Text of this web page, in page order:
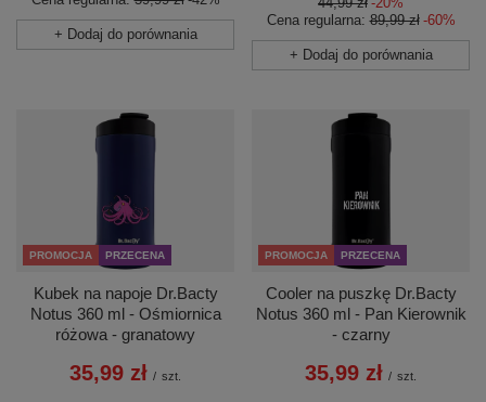
+ Dodaj do porównania
Cena regularna:89,99 zł -60%
+ Dodaj do porównania
PROMOCJA PRZECENA
Kubek na napoje Dr.Bacty
Notus 360 ml - Ośmiornica
różowa - granatowy
35,99 zł / szt.
PROMOCJA PRZECENA
Cooler na puszkę Dr.Bacty
Notus 360 ml - Pan Kierownik
- czarny
35,99 zł / szt.